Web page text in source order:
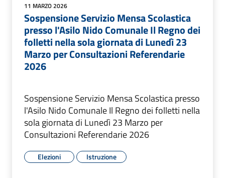
11 MARZO 2026
Sospensione Servizio Mensa Scolastica
presso l'Asilo Nido Comunale Il Regno dei
folletti nella sola giornata di Lunedì 23
Marzo per Consultazioni Referendarie
2026
Sospensione Servizio Mensa Scolastica presso
l'Asilo Nido Comunale Il Regno dei folletti nella
sola giornata di Lunedì 23 Marzo per
Consultazioni Referendarie 2026
Elezioni Istruzione